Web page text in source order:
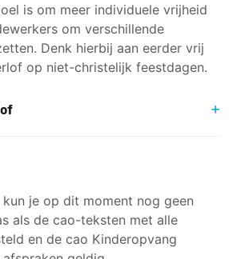
is om meer individuele vrijheid
om verschillende
Denk hierbij aan eerder vrij
op niet-christelijk feestdagen.
jaar wordt aangepast. Zo wordt
de 66 uren van het
kan opsparen. Dit betekent dat
66 uren kan overhouden tot een
66 uur (bij fulltime dienstverband).
je op dit moment nog geen
als de cao-teksten met alle
en de cao Kinderopvang